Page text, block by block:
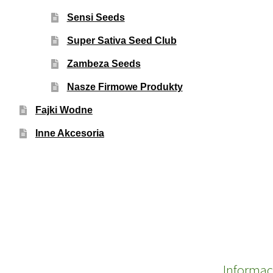
Sensi Seeds
Super Sativa Seed Club
Zambeza Seeds
Nasze Firmowe Produkty
Fajki Wodne
Inne Akcesoria